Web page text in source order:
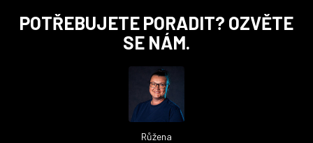
POTŘEBUJETE PORADIT? OZVĚTE
SE NÁM.
Růžena